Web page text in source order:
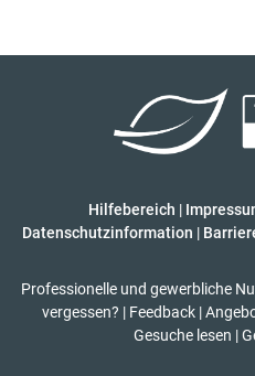
Hilfebereich |
Datenschutzinformation |
Professionelle und gewerbliche
vergessen? | Feedback |
Gesuche lesen |